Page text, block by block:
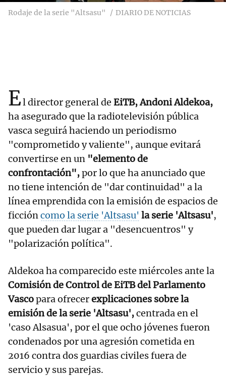
Rodaje de la serie "Altsasu" DIARIO DE NOTICIAS
El director general de EiTB, Andoni Aldekoa,
ha asegurado que la radiotelevisión pública
vasca seguirá haciendo un periodismo
"comprometido y valiente", aunque evitará
convertirse en un "elemento de
confrontación",por lo que ha anunciado que
no tiene intención de "dar continuidad" a la
línea emprendida con la emisión de espacios de
ficcióncomo la serie 'Altsasu' la serie 'Altsasu',
que pueden dar lugar a "desencuentros" y
"polarización política".
Aldekoa ha comparecido este miércoles ante la
Comisión de Control de EiTB del Parlamento
Vascopara ofrecerexplicaciones sobre la
emisión de la serie 'Altsasu',centrada en el
'caso Alsasua', por el que ocho jóvenes fueron
condenados por una agresión cometida en
2016 contra dos guardias civiles fuera de
servicio y sus parejas.